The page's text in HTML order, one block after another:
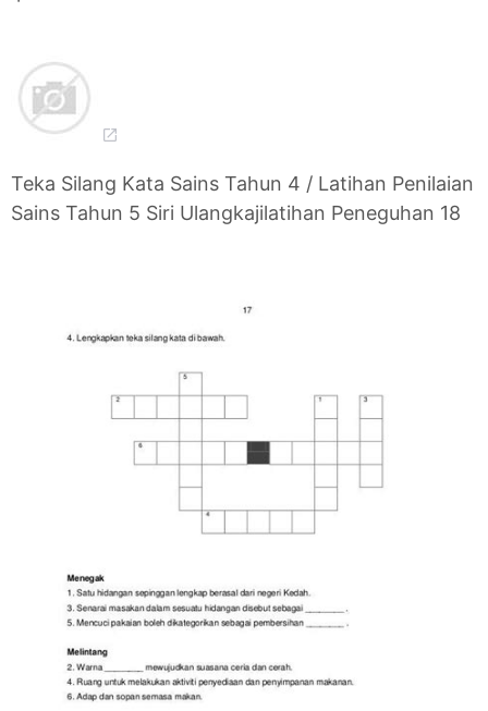
Teka Silang Kata Sains Tahun 4 / Latihan Penilaian
Sains Tahun 5 Siri Ulangkajilatihan Peneguhan 18